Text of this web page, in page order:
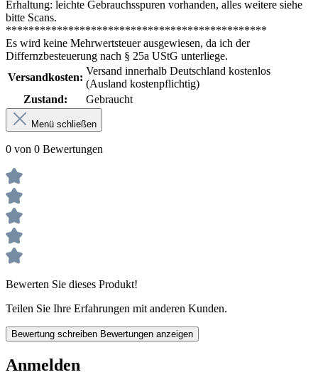
Erhaltung: leichte Gebrauchsspuren vorhanden, alles weitere siehe
bitte Scans.
**********************************************
Es wird keine Mehrwertsteuer ausgewiesen, da ich der
Differnzbesteuerung nach § 25a UStG unterliege.
Versandkosten:
Versand innerhalb Deutschland kostenlos
(Ausland kostenpflichtig)
Zustand:
Gebraucht
Menü schließen
0 von 0 Bewertungen
Bewerten Sie dieses Produkt!
Teilen Sie Ihre Erfahrungen mit anderen Kunden.
Bewertung schreiben Bewertungen anzeigen
Anmelden